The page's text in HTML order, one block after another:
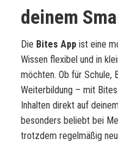
deinem
Die Bites App ist eine
Wissen flexibel und in
möchten. Ob für Schule,
Weiterbildung – mit
Inhalten direkt auf
besonders beliebt bei
trotzdem regelmäßig